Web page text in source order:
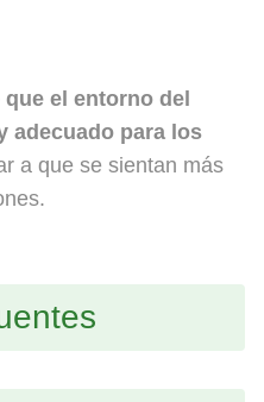
el entorno del
adecuado para los
a que se sientan más